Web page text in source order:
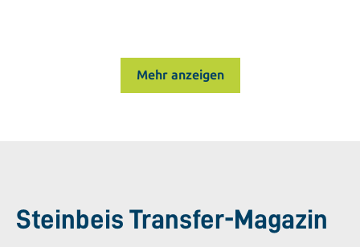
Mehr anzeigen
Steinbeis Transfer-Magazin